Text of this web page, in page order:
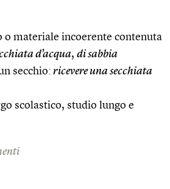
materiale incoerente contenuta
d’acqua, di sabbia
secchio: ricevere una secchiata
scolastico, studio lungo e